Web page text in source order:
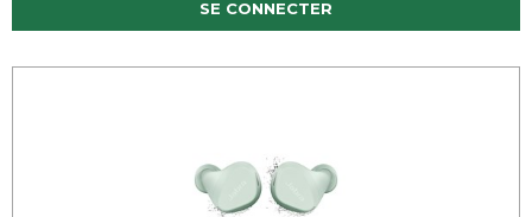
SE CONNECTER